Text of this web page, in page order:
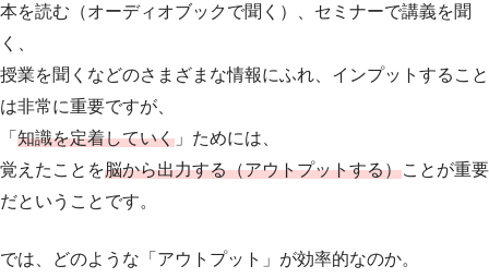
本を読む（オーディオブックで聞く）、セミナーで講義を聞
く、
授業を聞くなどのさまざまな情報にふれ、インプットすること
は非常に重要ですが、
「 知識を定着していく 」ためには、
覚えたことを脳から出力する（アウトプットする）ことが重要
だということです。
では、どのような「アウトプット」が効率的なのか。